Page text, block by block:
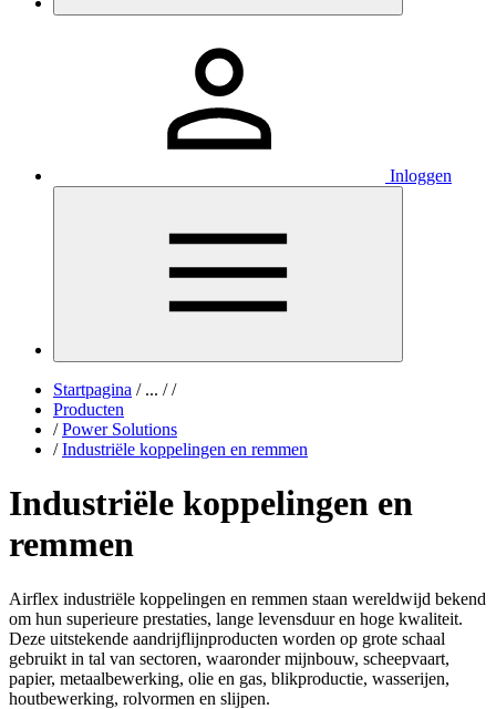
Inloggen
Startpagina /... / /
Producten
/ Power Solutions
/ Industriële koppelingen en remmen
Industriële koppelingen en
remmen
Airflex industriële koppelingen en remmen staan wereldwijd bekend
om hun superieure prestaties, lange levensduur en hoge kwaliteit.
Deze uitstekende aandrijflijnproducten worden op grote schaal
gebruikt in tal van sectoren, waaronder mijnbouw, scheepvaart,
papier, metaalbewerking, olie en gas, blikproductie, wasserijen,
houtbewerking, rolvormen en slijpen.